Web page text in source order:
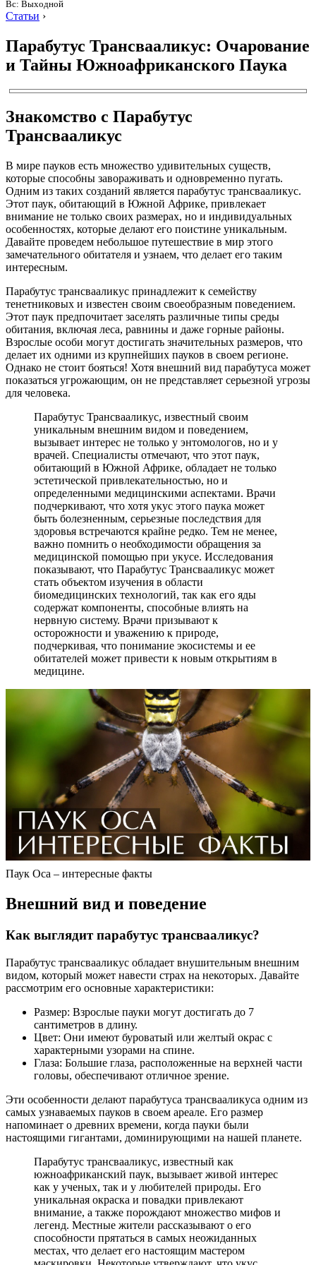
Вс: Выходной
Статьи ›
Парабутус Трансвааликус: Очарование
и Тайны Южноафриканского Паука
Знакомство с Парабутус
Трансвааликус
В мире пауков есть множество удивительных существ,
которые способны завораживать и одновременно пугать.
Одним из таких созданий является парабутус трансвааликус.
Этот паук, обитающий в Южной Африке, привлекает
внимание не только своих размерах, но и индивидуальных
особенностях, которые делают его поистине уникальным.
Давайте проведем небольшое путешествие в мир этого
замечательного обитателя и узнаем, что делает его таким
интересным.
Парабутус трансвааликус принадлежит к семейству
тенетниковых и известен своим своеобразным поведением.
Этот паук предпочитает заселять различные типы среды
обитания, включая леса, равнины и даже горные районы.
Взрослые особи могут достигать значительных размеров, что
делает их одними из крупнейших пауков в своем регионе.
Однако не стоит бояться! Хотя внешний вид парабутуса может
показаться угрожающим, он не представляет серьезной угрозы
для человека.
Парабутус Трансвааликус, известный своим
уникальным внешним видом и поведением,
вызывает интерес не только у энтомологов, но и у
врачей. Специалисты отмечают, что этот паук,
обитающий в Южной Африке, обладает не только
эстетической привлекательностью, но и
определенными медицинскими аспектами. Врачи
подчеркивают, что хотя укус этого паука может
быть болезненным, серьезные последствия для
здоровья встречаются крайне редко. Тем не менее,
важно помнить о необходимости обращения за
медицинской помощью при укусе. Исследования
показывают, что Парабутус Трансвааликус может
стать объектом изучения в области
биомедицинских технологий, так как его яды
содержат компоненты, способные влиять на
нервную систему. Врачи призывают к
осторожности и уважению к природе,
подчеркивая, что понимание экосистемы и ее
обитателей может привести к новым открытиям в
медицине.
Паук Оса – интересные факты
Внешний вид и поведение
Как выглядит парабутус трансвааликус?
Парабутус трансвааликус обладает внушительным внешним
видом, который может навести страх на некоторых. Давайте
рассмотрим его основные характеристики:
Размер: Взрослые пауки могут достигать до 7
сантиметров в длину.
Цвет: Они имеют буроватый или желтый окрас с
характерными узорами на спине.
Глаза: Большие глаза, расположенные на верхней части
головы, обеспечивают отличное зрение.
Эти особенности делают парабутуса трансвааликуса одним из
самых узнаваемых пауков в своем ареале. Его размер
напоминает о древних времени, когда пауки были
настоящими гигантами, доминирующими на нашей планете.
Парабутус трансвааликус, известный как
южноафриканский паук, вызывает живой интерес
как у ученых, так и у любителей природы. Его
уникальная окраска и повадки привлекают
внимание, а также порождают множество мифов и
легенд. Местные жители рассказывают о его
способности прятаться в самых неожиданных
местах, что делает его настоящим мастером